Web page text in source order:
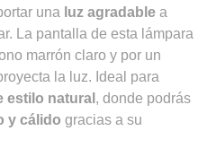
una luz agradable a
La pantalla de esta lámpara
marrón claro y por un
la luz. Ideal para
estilo natural , donde podrás
y cálido gracias a su